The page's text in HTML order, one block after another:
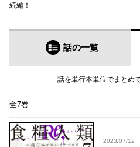
続編！
話の一覧
話を単行本単位でまとめ
全7巻
2023/07/12